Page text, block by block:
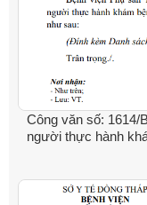
Công văn số: 1614/
người thực hành